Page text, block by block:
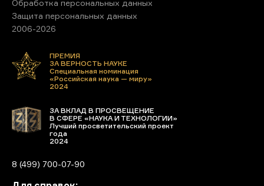
Обработка персональных данных
Защита персональных данных
2006-2026
ПРЕМИЯ
ЗА ВЕРНОСТЬ НАУКЕ
Специальная номинация
«Российская наука — миру»
2024
ЗА ВКЛАД В ПРОСВЕЩЕНИЕ
В СФЕРЕ «НАУКА И ТЕХНОЛОГИИ»
Лучший просветительский проект
года
2024
8 (499) 700-07-90